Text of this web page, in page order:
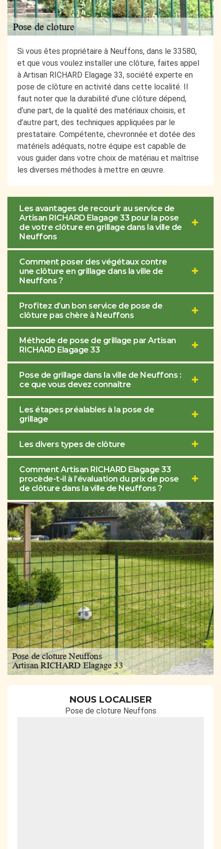
Si vous êtes propriétaire à Neuffons, dans le 33580,
et que vous voulez installer une clôture, faites appel
à Artisan RICHARD Elagage 33, société experte en
pose de clôture en activité dans cette localité. Il
faut noter que la durabilité d’une clôture dépend,
d’une part, de la qualité des matériaux choisis, et
d’autre part, des techniques appliquées par le
prestataire. Compétente, chevronnée et dotée des
matériels adéquats, notre équipe est capable de
vous guider dans votre choix de matériau et maîtrise
les diverses méthodes à mettre en œuvre.
Les avantages de recourir au service de
Artisan RICHARD Elagage 33 pour la pose
de votre clôture en grillage dans la ville de
Neuffons
Comment poser des végétaux contre
une clôture en grillage dans la ville de
Neuffons ?
Profitez d’un bon service de pose de
clôture pas chère à Neuffons
Méthode de pose de grillage par Artisan
RICHARD Elagage 33
Pose de grillage dans la ville de Neuffons :
ce que vous devez connaître
Les étapes préalables à la pose de
grillage
Les divers types de clôture
Comment Artisan RICHARD Elagage 33
procède-t-il à l’évaluation du prix de pose
de clôture dans la ville de Neuffons ?
NOUS LOCALISER
Pose de cloture Neuffons